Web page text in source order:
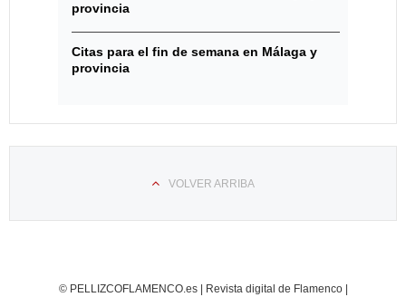
provincia
Citas para el fin de semana en Málaga y
provincia
VOLVER ARRIBA
© PELLIZCOFLAMENCO.es | Revista digital de Flamenco |